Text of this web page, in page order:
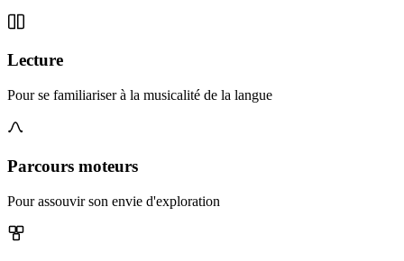
Lecture
Pour se familiariser à la musicalité de la langue
Parcours moteurs
Pour assouvir son envie d'exploration